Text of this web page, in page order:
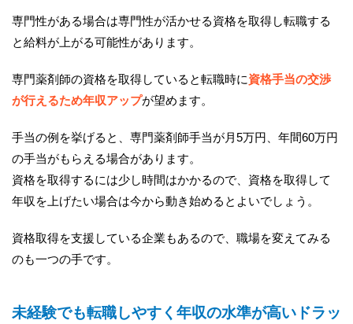
専門性がある場合は専門性が活かせる資格を取得し転職する
と給料が上がる可能性があります。
専門薬剤師の資格を取得していると転職時に資格手当の交渉
が行えるため年収アップが望めます。
手当の例を挙げると、専門薬剤師手当が月5万円、年間60万円
の手当がもらえる場合があります。
資格を取得するには少し時間はかかるので、資格を取得して
年収を上げたい場合は今から動き始めるとよいでしょう。
資格取得を支援している企業もあるので、職場を変えてみる
のも一つの手です。
未経験でも転職しやすく年収の水準が高いドラッ